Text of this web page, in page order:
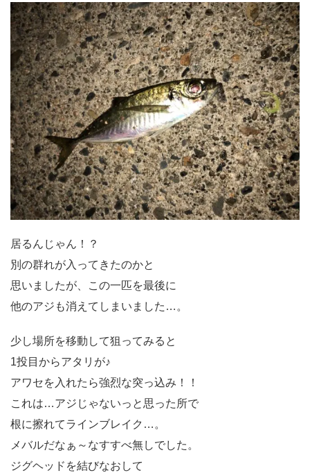
居るんじゃん！？
別の群れが入ってきたのかと
思いましたが、この一匹を最後に
他のアジも消えてしまいました…。
少し場所を移動して狙ってみると
1投目からアタリが♪
アワセを入れたら強烈な突っ込み！！
これは…アジじゃないっと思った所で
根に擦れてラインブレイク…。
メバルだなぁ～なすすべ無しでした。
ジグヘッドを結びなおして